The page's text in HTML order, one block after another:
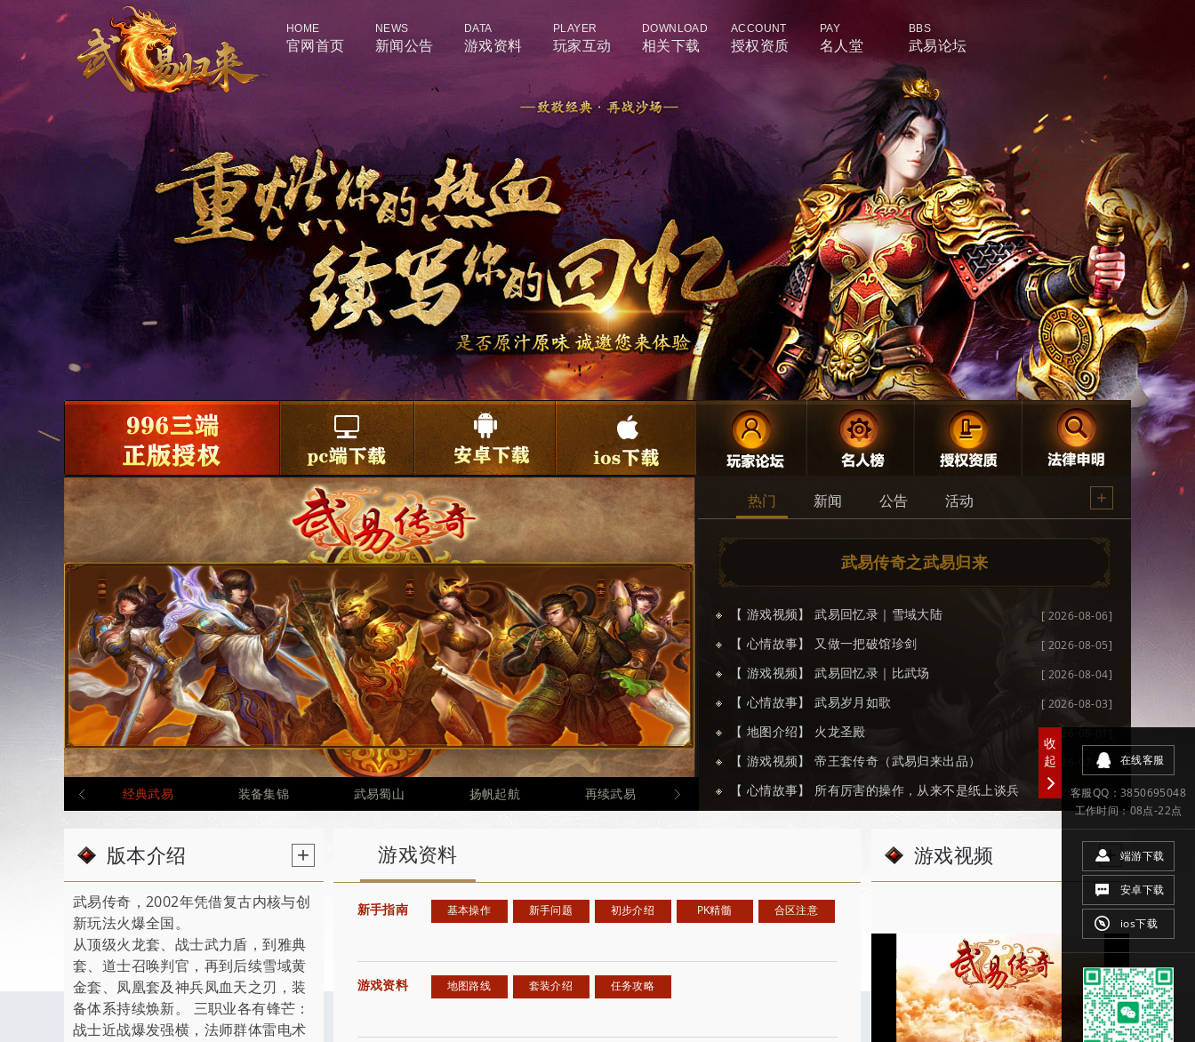
HOME
官网首页
NEWS
新闻公告
DATA
游戏资料
PLAYER
玩家互动
DOWNLOAD
相关下载
ACCOUNT
授权资质
PAY
名人堂
BBS
武易论坛
经典武易 装备集锦 武易蜀山 扬帆起航 再续武易
热门 新闻 公告 活动
武易传奇之武易归来
【 游戏视频】 武易回忆录｜雪域大陆 [ 2026-08-06]
【 心情故事】 又做一把破馆珍剑 [ 2026-08-05]
【 游戏视频】 武易回忆录｜比武场 [ 2026-08-04]
【 心情故事】 武易岁月如歌 [ 2026-08-03]
【 地图介绍】 火龙圣殿
【 游戏视频】 帝王套传奇（武易归来出品） [ 2026-07-31]
【 心情故事】 所有厉害的操作，从来不是纸上谈兵 [ 2026-07-30]
[ 2026-07-29]
武易回忆录｜地狱十层 [ 2026-07-28]
【 心情故事】武易，是岁月最长情的寄托 [ 2026-07-27]
版本介绍 +
武易传奇，2002年凭借复古内核与创
新玩法火爆全国。
从顶级火龙套、战士武力盾，到雅典
套、道士召唤判官，再到后续雪域黄
金套、凤凰套及神兵凤血天之刃，装
备体系持续焕新。 三职业各有锋芒：
战士近战爆发强横，法师群体雷电术
游戏资料
新手指南 基本操作 新手问题 初步介绍 PK精髓 合区注意
游戏资料 地图路线 套装介绍 任务攻略
游戏视频 +
收
起
在线客服
客服QQ：3850695048
工作时间：08点-22点
端游下载
安卓下载
ios下载